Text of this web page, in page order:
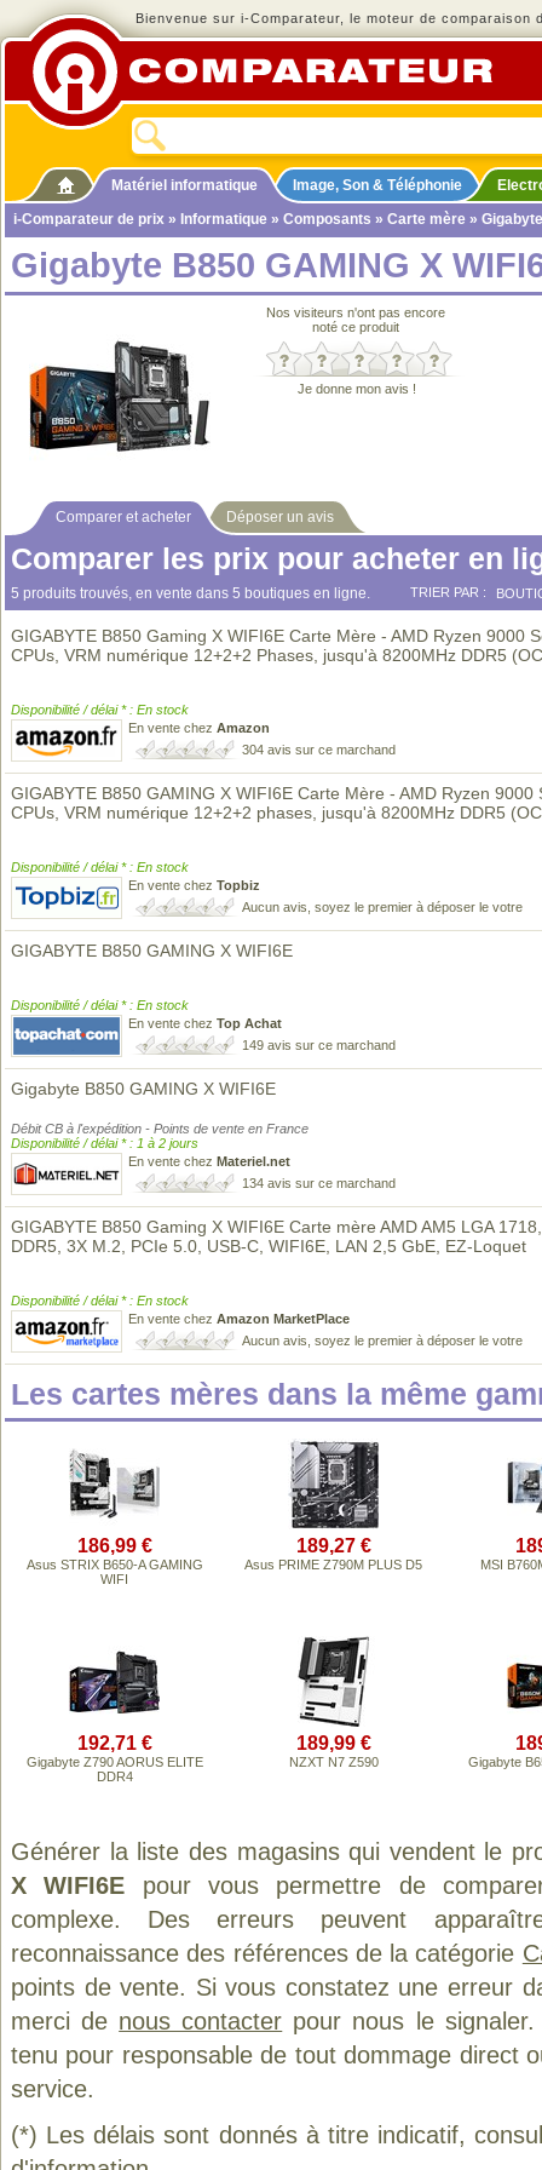
Bienvenue sur i-Comparateur, le moteur de comparaison
Matériel informatique Image, Son & Téléphonie
i-Comparateur de prix » Informatique » Composants » Carte mère »
Gigabyte B850 GAMING X
Nos visiteurs n'ont pas encore
noté ce produit
Je donne mon avis !
Comparer et acheter Déposer un avis
Comparer les prix pour acheter en
5 produits trouvés, en vente dans 5 boutiques en ligne. TRIER PAR :
GIGABYTE B850 Gaming X WIFI6E Carte Mère - AMD Ryzen 9000
CPUs, VRM numérique 12+2+2 Phases, jusqu'à 8200MHz DDR5
Disponibilité / délai * : En stock
En vente chez Amazon
304 avis sur ce marchand
GIGABYTE B850 GAMING X WIFI6E Carte Mère - AMD Ryzen 9000
CPUs, VRM numérique 12+2+2 phases, jusqu'à 8200MHz DDR5
Disponibilité / délai * : En stock
En vente chez Topbiz
Aucun avis, soyez le premier à déposer le votre
GIGABYTE B850 GAMING X WIFI6E
Disponibilité / délai * : En stock
En vente chez Top Achat
149 avis sur ce marchand
Gigabyte B850 GAMING X WIFI6E
Débit CB à l'expédition - Points de vente en France
Disponibilité / délai * : 1 à 2 jours
En vente chez Materiel.net
134 avis sur ce marchand
GIGABYTE B850 Gaming X WIFI6E Carte mère AMD AM5 LGA
DDR5, 3X M.2, PCIe 5.0, USB-C, WIFI6E, LAN 2,5 GbE, EZ-Loquet
Disponibilité / délai * : En stock
En vente chez Amazon MarketPlace
Aucun avis, soyez le premier à déposer le votre
Les cartes mères dans la même
186,99 €
Asus STRIX B650-A GAMING
WIFI
189,27 €
Asus PRIME Z790M PLUS D5 MSI
192,71 €
Gigabyte Z790 AORUS ELITE
DDR4
189,99 €
NZXT N7 Z590 Gigabyte
Générer la liste des magasins qui vendent le
X WIFI6E pour vous permettre de
complexe. Des erreurs peuvent
reconnaissance des références de la catégorie
points de vente. Si vous constatez une erreur
merci de nous contacter pour nous le
tenu pour responsable de tout dommage direct
service.
(*) Les délais sont donnés à titre indicatif,